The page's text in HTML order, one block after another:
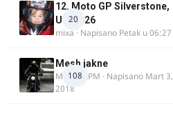
20
12. Moto GP Silverstone,
UK, 2026
mixa · Napisano Petak u 06:27
108
Mesh jakne
MostarRPM · Napisano Mart 3,
2018